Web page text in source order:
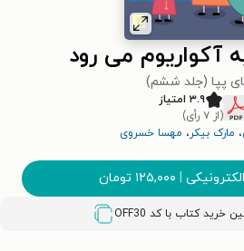
آکواریوم می رود
پپا (جلد ششم)
۳.۹ امتیاز
(از ۷ رأی)
، مارک بیکر، مهسا خسروی
| ۱۲۵,۰۰۰ تومان
OFF30